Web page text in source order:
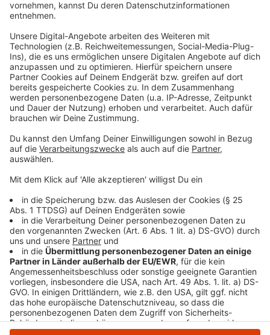
erstes beim auswärts Essen gehen, heißt es. Der
Umsatz sei weiter leicht zurückgegangen. Und damit
seien die Gaststätten nicht alleine, sagt Tobias Prinz
von der SIHK:
Die wirtschaftliche Lage ist insgesamt gerade
durchaus angespannt. Wir beobachten das, wenn
wir unsere Konjunkturumfrage auswerten, wenn
Unternehmern sind, wenn wir auch auf die
Ergebnisse unserer jüngsten Standortumfrage
Anzeige
Anzeige